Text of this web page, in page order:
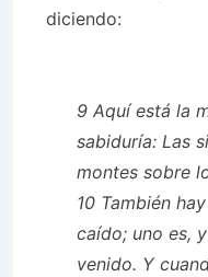
diciendo:
9 Aquí está la
sabiduría: Las
montes sobre
10 También
caído; uno es,
venido. Y